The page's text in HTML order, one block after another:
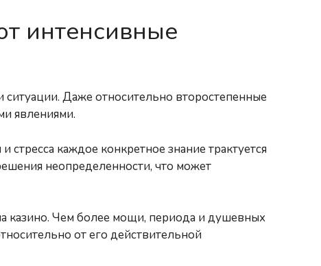
интенсивные
ситуации. Даже относительно второстепенные
явлениями.
каждое конкретное знание трактуется
неопределенности, что может
казино. Чем более мощи, периода и душевных
от его действительной